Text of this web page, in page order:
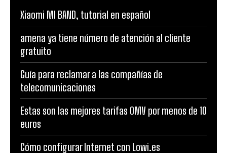
Xiaomi MI BAND, tutorial en español
amena ya tiene número de atención al cliente
gratuito
Guía para reclamar a las compañías de
telecomunicaciones
Estas son las mejores tarifas OMV por menos de 10
euros
Cómo configurar Internet con Lowi.es